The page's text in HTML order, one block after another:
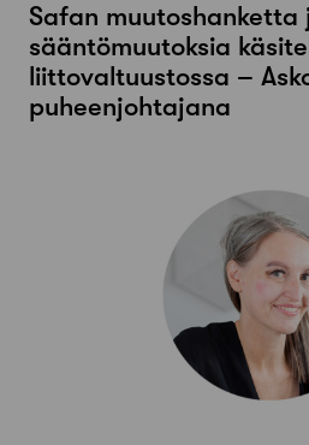
Safan muutoshanketta
sääntömuutoksia
liittovaltuustossa –
puheenjohtajana